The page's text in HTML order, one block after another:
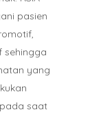
pasien
sehingga
yang
saat